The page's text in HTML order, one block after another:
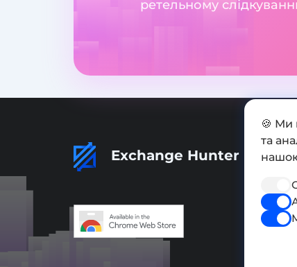
ретельному
Exchange Hunter
🍪 Ми
та